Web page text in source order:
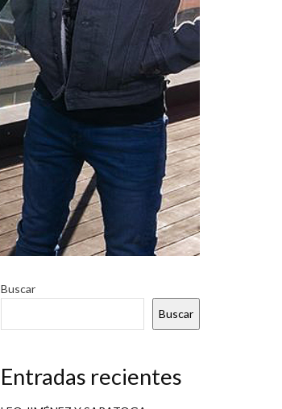
Buscar
Buscar
Entradas recientes